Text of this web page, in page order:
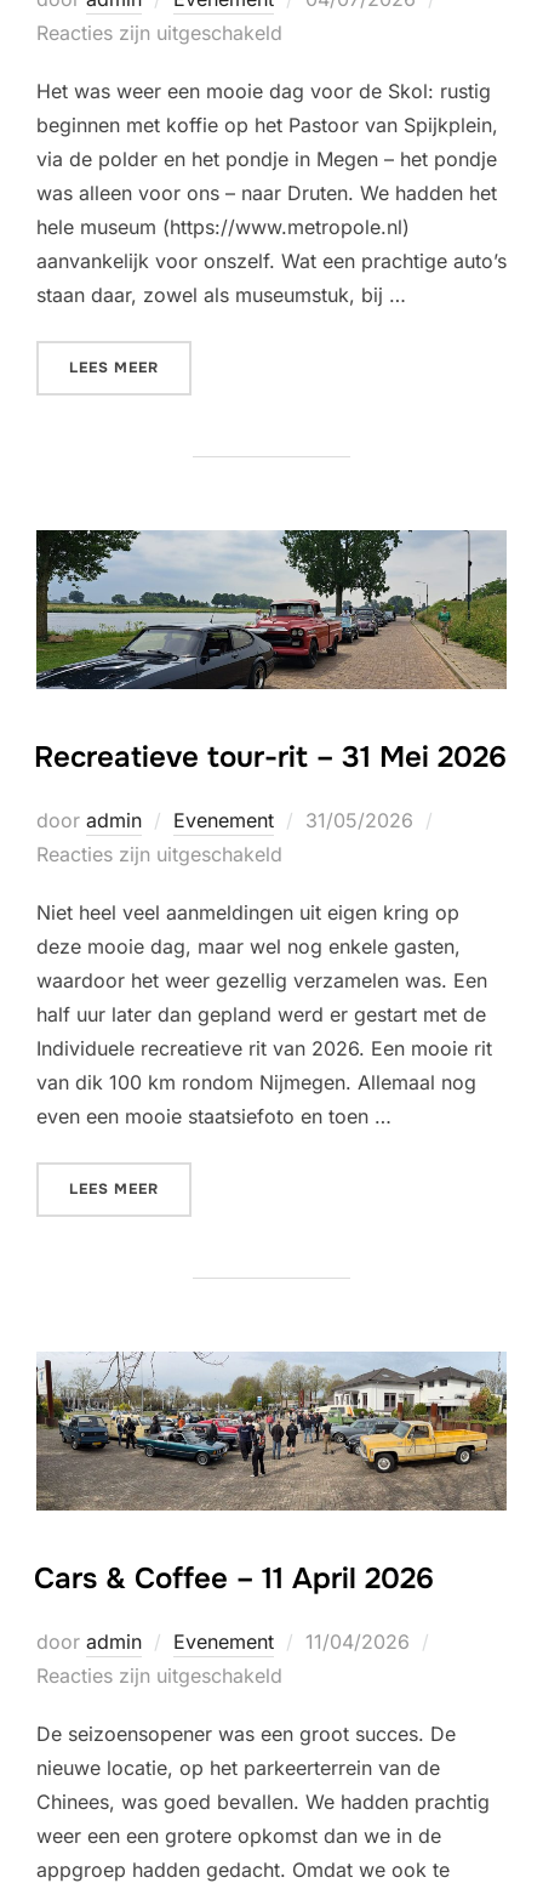
Reacties zijn uitgeschakeld
Het was weer een mooie dag voor de Skol: rustig
beginnen met koffie op het Pastoor van Spijkplein,
via de polder en het pondje in Megen – het pondje
was alleen voor ons – naar Druten. We hadden het
hele museum (https://www.metropole.nl)
aanvankelijk voor onszelf. Wat een prachtige auto’s
staan daar, zowel als museumstuk, bij …
LEES MEER
Recreatieve tour-rit – 31 Mei 2026
door admin Evenement
Geplaatst
31/05/2026
Reacties zijn uitgeschakeld
Niet heel veel aanmeldingen uit eigen kring op
deze mooie dag, maar wel nog enkele gasten,
waardoor het weer gezellig verzamelen was. Een
half uur later dan gepland werd er gestart met de
Individuele recreatieve rit van 2026. Een mooie rit
van dik 100 km rondom Nijmegen. Allemaal nog
even een mooie staatsiefoto en toen …
LEES MEER
Cars & Coffee – 11 April 2026
door admin Evenement
Geplaatst
11/04/2026
Reacties zijn uitgeschakeld
De seizoensopener was een groot succes. De
nieuwe locatie, op het parkeerterrein van de
Chinees, was goed bevallen. We hadden prachtig
weer een een grotere opkomst dan we in de
appgroep hadden gedacht. Omdat we ook te